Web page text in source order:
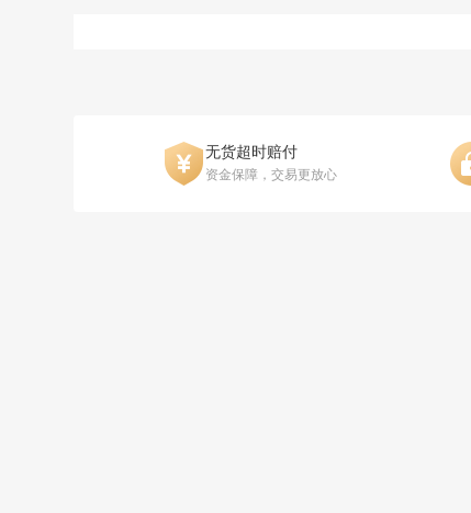
无货超时赔付
资金保障，交易更放心